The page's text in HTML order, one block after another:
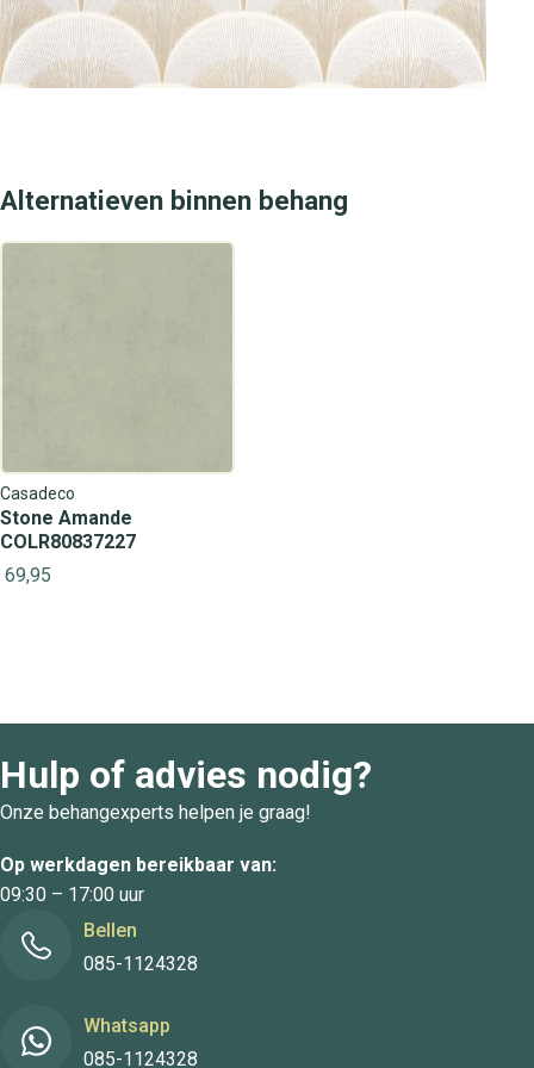
Alternatieven binnen behang
Casadeco
Stone Amande
COLR80837227
69,95
Hulp of advies nodig?
Onze behangexperts helpen je graag!
Op werkdagen bereikbaar van:
09:30 – 17:00 uur
Bellen
085-1124328
Whatsapp
085-1124328